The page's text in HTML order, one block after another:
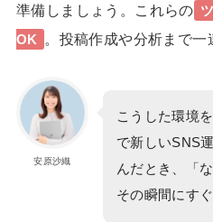
準備しましょう。これらの
OK
。投稿作成や分析まで一
安原沙織
こうした環境
で新しいSNS
んだとき、「
その瞬間にす